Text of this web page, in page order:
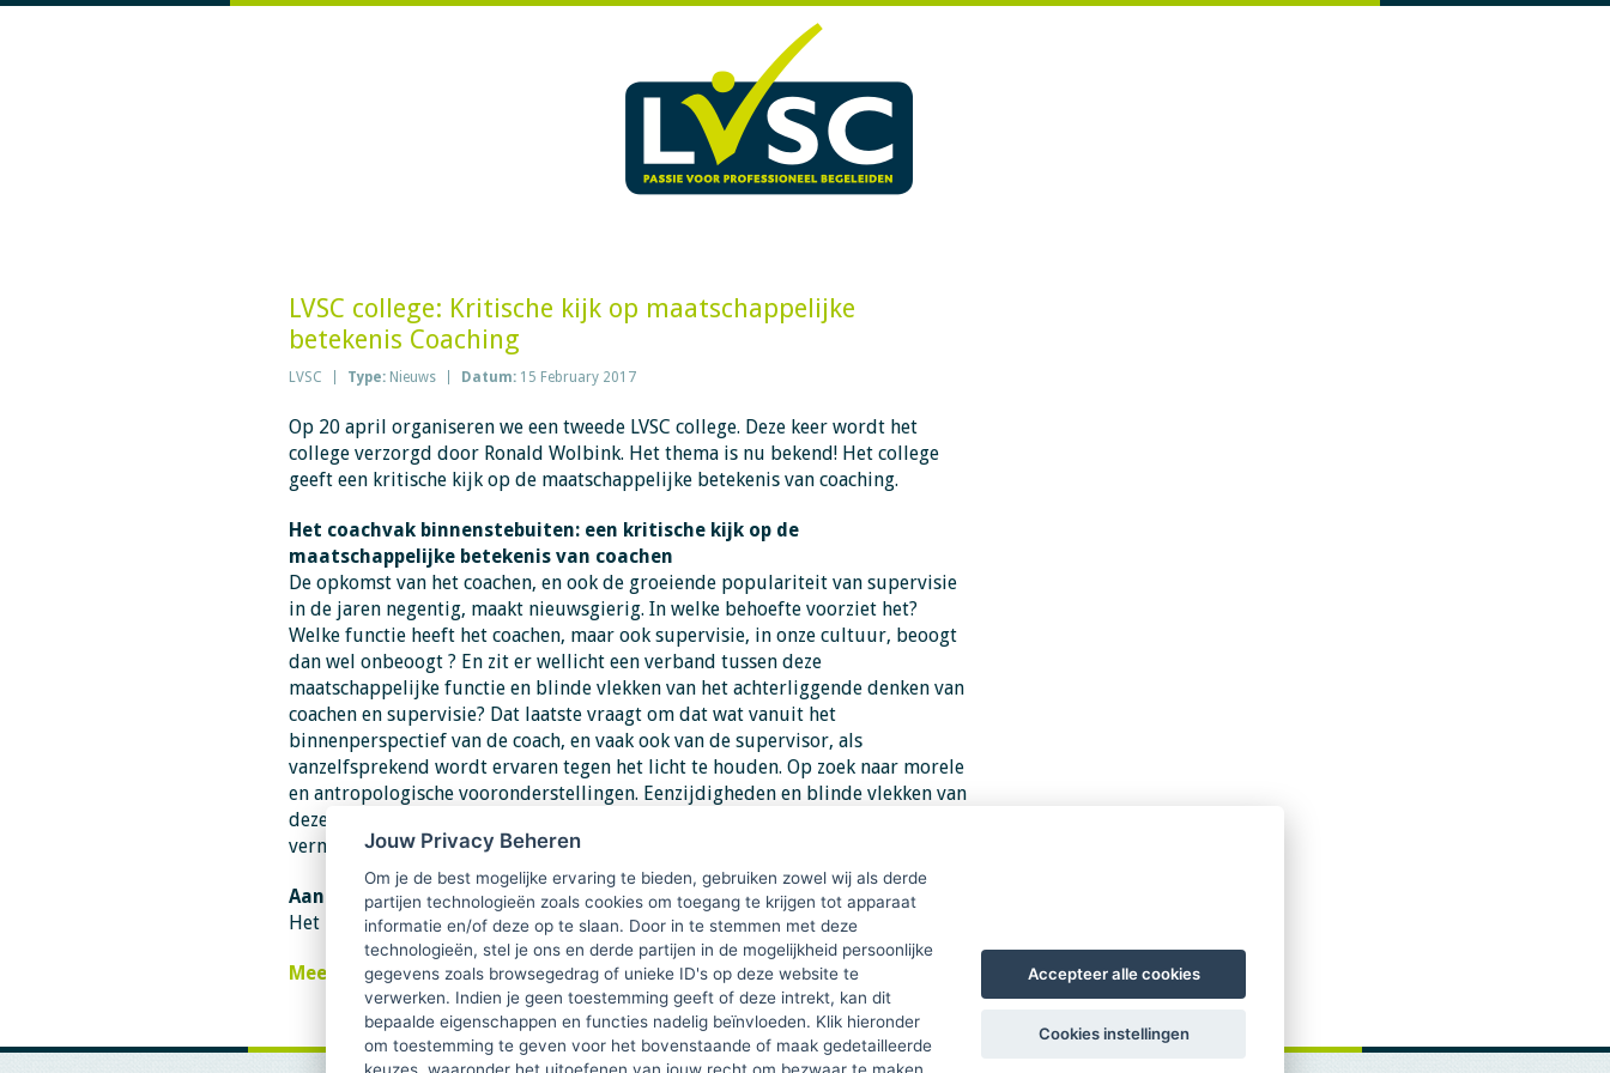
LVSC college: Kritische kijk op maatschappelijke
betekenis Coaching
LVSC Type: Nieuws Datum: 15 February 2017
Op 20 april organiseren we een tweede LVSC college. Deze keer wordt het
college verzorgd door Ronald Wolbink. Het thema is nu bekend! Het college
geeft een kritische kijk op de maatschappelijke betekenis van coaching.
Het coachvak binnenstebuiten: een kritische kijk op de
maatschappelijke betekenis van coachen
De opkomst van het coachen, en ook de groeiende populariteit van supervisie
in de jaren negentig, maakt nieuwsgierig. In welke behoefte voorziet het?
Welke functie heeft het coachen, maar ook supervisie, in onze cultuur, beoogt
dan wel onbeoogt ? En zit er wellicht een verband tussen deze
maatschappelijke functie en blinde vlekken van het achterliggende denken van
coachen en supervisie? Dat laatste vraagt om dat wat vanuit het
binnenperspectief van de coach, en vaak ook van de supervisor, als
vanzelfsprekend wordt ervaren tegen het licht te houden. Op zoek naar morele
en antropologische vooronderstellingen. Eenzijdigheden en blinde vlekken van
deze denkwereld worden zo zichtbaar, waardoor bijbehorende valkuilen
vermeden kunnen worden.
Aanmelden
Het LVSC college is gratis toegankelijk voor leden en niet-leden.
Meer informatie en aanmelden.
Jouw Privacy Beheren
Om je de best mogelijke ervaring te bieden, gebruiken zowel wij als derde
partijen technologieën zoals cookies om toegang te krijgen tot apparaat
informatie en/of deze op te slaan. Door in te stemmen met deze
technologieën, stel je ons en derde partijen in de mogelijkheid persoonlijke
gegevens zoals browsegedrag of unieke ID's op deze website te
verwerken. Indien je geen toestemming geeft of deze intrekt, kan dit
bepaalde eigenschappen en functies nadelig beïnvloeden. Klik hieronder
om toestemming te geven voor het bovenstaande of maak gedetailleerde
Accepteer alle cookies
Cookies instellingen